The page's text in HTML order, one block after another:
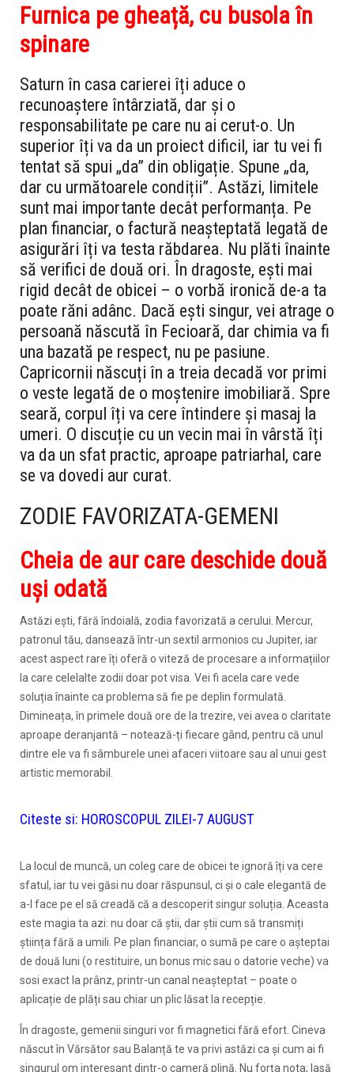
Furnica pe gheață, cu busola în
spinare
Saturn în casa carierei îți aduce o
recunoaștere întârziată, dar și o
responsabilitate pe care nu ai cerut-o. Un
superior îți va da un proiect dificil, iar tu vei fi
tentat să spui „da” din obligație. Spune „da,
dar cu următoarele condiții”. Astăzi, limitele
sunt mai importante decât performanța. Pe
plan financiar, o factură neașteptată legată de
asigurări îți va testa răbdarea. Nu plăti înainte
să verifici de două ori. În dragoste, ești mai
rigid decât de obicei – o vorbă ironică de-a ta
poate răni adânc. Dacă ești singur, vei atrage o
persoană născută în Fecioară, dar chimia va fi
una bazată pe respect, nu pe pasiune.
Capricornii născuți în a treia decadă vor primi
o veste legată de o moștenire imobiliară. Spre
seară, corpul îți va cere întindere și masaj la
umeri. O discuție cu un vecin mai în vârstă îți
va da un sfat practic, aproape patriarhal, care
se va dovedi aur curat.
ZODIE FAVORIZATA-GEMENI
Cheia de aur care deschide două
uși odată
Astăzi ești, fără îndoială, zodia favorizată a cerului. Mercur,
patronul tău, dansează într-un sextil armonios cu Jupiter, iar
acest aspect rare îți oferă o viteză de procesare a informațiilor
la care celelalte zodii doar pot visa. Vei fi acela care vede
soluția înainte ca problema să fie pe deplin formulată.
Dimineața, în primele două ore de la trezire, vei avea o claritate
aproape deranjantă – notează-ți fiecare gând, pentru că unul
dintre ele va fi sâmburele unei afaceri viitoare sau al unui gest
artistic memorabil.
Citeste si: HOROSCOPUL ZILEI-7 AUGUST
La locul de muncă, un coleg care de obicei te ignoră îți va cere
sfatul, iar tu vei găsi nu doar răspunsul, ci și o cale elegantă de
a-l face pe el să creadă că a descoperit singur soluția. Aceasta
este magia ta azi: nu doar că știi, dar știi cum să transmiți
știința fără a umili. Pe plan financiar, o sumă pe care o așteptai
de două luni (o restituire, un bonus mic sau o datorie veche) va
sosi exact la prânz, printr-un canal neașteptat – poate o
aplicație de plăți sau chiar un plic lăsat la recepție.
În dragoste, gemenii singuri vor fi magnetici fără efort. Cineva
născut în Vărsător sau Balanță te va privi astăzi ca și cum ai fi
singurul om interesant dintr-o cameră plină. Nu forța nota; lasă